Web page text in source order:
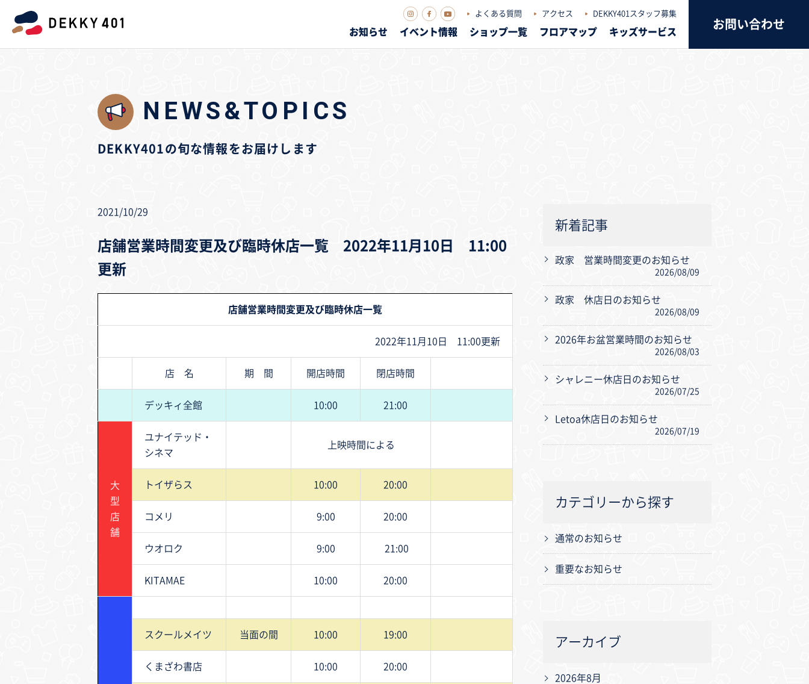
よくある質問 アクセス DEKKY401スタッフ募集
お知らせ イベント情報 ショップ一覧 フロアマップ キッズサービス
お問い合わせ
NEWS&TOPICS
DEKKY401の旬な情報をお届けします
2021/10/29
店舗営業時間変更及び臨時休店一覧 2022年11月10日 11:00
更新
店舗営業時間変更及び臨時休店一覧
2022年11月10日 11:00更新
店 名 期 間 開店時間 閉店時間
デッキィ全館 10:00 21:00
大
型
店
舗
ユナイテッド・
シネマ
上映時間による
トイザらス 10:00 20:00
コメリ 9:00 20:00
ウオロク 9:00 21:00
KITAMAE 10:00 20:00
スクールメイツ 当面の間 10:00 19:00
くまざわ書店 10:00 20:00
新着記事
政家 営業時間変更のお知らせ
2026/08/09
政家 休店日のお知らせ
2026/08/09
2026年お盆営業時間のお知らせ
2026/08/03
シャレニー休店日のお知らせ
2026/07/25
Letoa休店日のお知らせ
2026/07/19
カテゴリーから探す
通常のお知らせ
重要なお知らせ
アーカイブ
2026年8月